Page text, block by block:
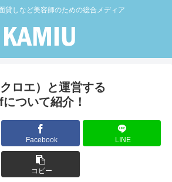
貸しなど美容師のための総合メディア
ロエ）と運営する
ついて紹介！
Facebook LINE
コピー